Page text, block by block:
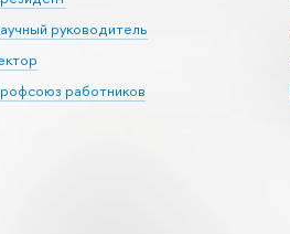
руководитель
работников